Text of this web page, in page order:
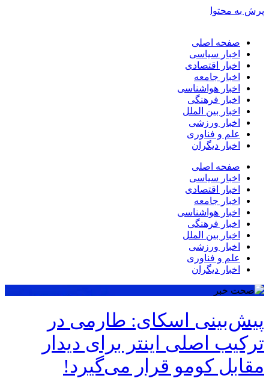
پرش به محتوا
صفحه اصلی
اخبار سیاسی
اخبار اقتصادی
اخبار جامعه
اخبار هواشناسی
اخبار فرهنگی
اخبار بین الملل
اخبار ورزشی
علم و فناوری
اخبار دیگران
صفحه اصلی
اخبار سیاسی
اخبار اقتصادی
اخبار جامعه
اخبار هواشناسی
اخبار فرهنگی
اخبار بین الملل
اخبار ورزشی
علم و فناوری
اخبار دیگران
پیش‌بینی اسکای: طارمی در
ترکیب اصلی اینتر برای دیدار
مقابل کومو قرار می‌گیرد!